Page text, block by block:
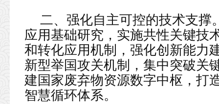
二、强化自主可控的技术支撑
应用基础研究，实施共性关键技
和转化应用机制，强化创新能力
新型举国攻关机制，集中突破关
建国家废弃物资源数字中枢，打
智慧循环体系。